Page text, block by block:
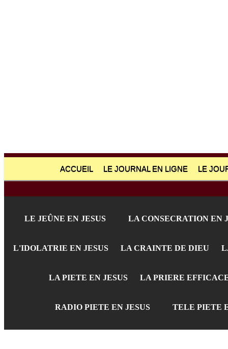
LE
LE JOURNAL EN LIGNE
ACCUEIL
LE JEÛNE EN JESUS LA CONSECRATION EN
L'IDOLATRIE EN JESUS LA CRAINTE DE DIEU
LA PIETE EN JESUS LA PRIERE
RADIO PIETE EN JESUS TELE PIETE